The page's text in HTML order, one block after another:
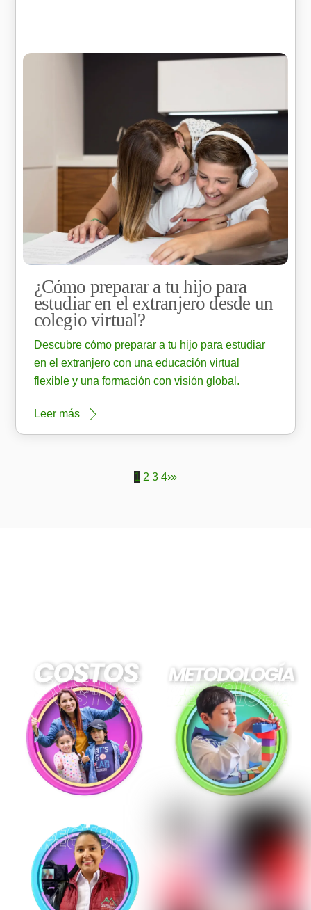
¿Cómo preparar a tu hijo para
estudiar en el extranjero desde un
colegio virtual?
Descubre cómo preparar a tu hijo para estudiar
en el extranjero con una educación virtual
flexible y una formación con visión global.
Leer más
1 2 3 4›»